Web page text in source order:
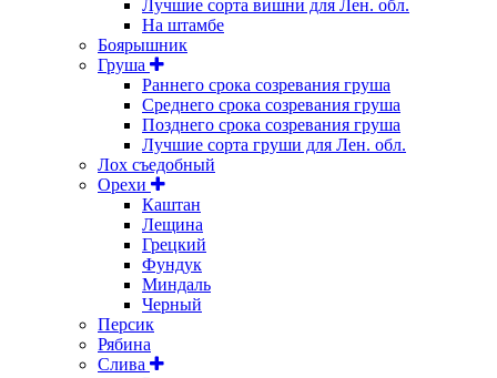
Лучшие сорта вишни для Лен. обл.
На штамбе
Боярышник
Груша
Раннего срока созревания груша
Среднего срока созревания груша
Позднего срока созревания груша
Лучшие сорта груши для Лен. обл.
Лох съедобный
Орехи
Каштан
Лещина
Грецкий
Фундук
Миндаль
Черный
Персик
Рябина
Слива